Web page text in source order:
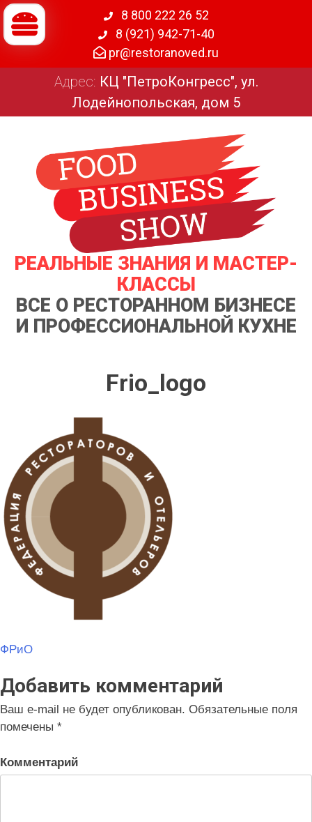
8 800 222 26 52
8 (921) 942-71-40
pr@restoranoved.ru
Адрес: КЦ "ПетроКонгресс", ул.
Лодейнопольская, дом 5
РЕАЛЬНЫЕ ЗНАНИЯ И МАСТЕР-
КЛАССЫ
ВСЕ О РЕСТОРАННОМ БИЗНЕСЕ
И ПРОФЕССИОНАЛЬНОЙ КУХНЕ
Frio_logo
Навигация
по
записям
ФРиО
Добавить комментарий
Ваш e-mail не будет опубликован. Обязательные поля
помечены *
Комментарий